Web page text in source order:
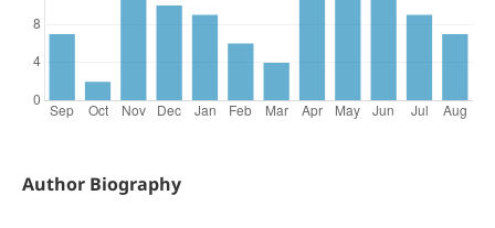
Author Biography